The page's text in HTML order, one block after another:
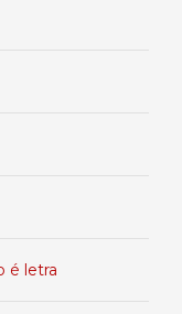
é letra